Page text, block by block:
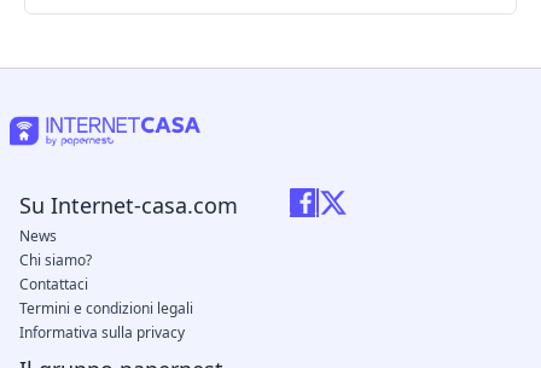
Su Internet-casa.com
News
Chi siamo?
Contattaci
Termini e condizioni legali
Informativa sulla privacy